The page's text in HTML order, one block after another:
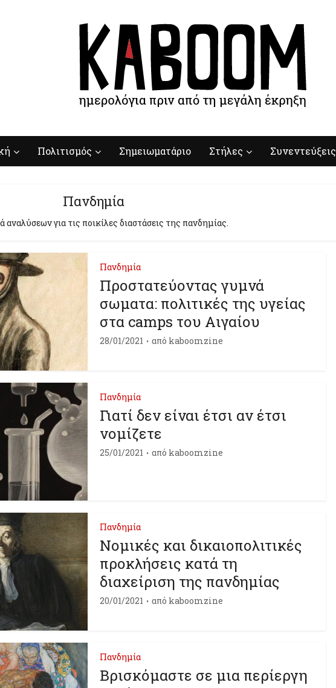
Πολιτισμός Σημειωματάριο Στήλες Συνεντεύξεις
Πανδημία
αναλύσεων για τις ποικίλες διαστάσεις της πανδημίας.
Πανδημία
Προστατεύοντας γυμνά
σωματα: πολιτικές της υγείας
στα camps του Αιγαίου
28/01/2021 από kaboomzine
Πανδημία
Γιατί δεν είναι έτσι αν έτσι
νομίζετε
25/01/2021 από kaboomzine
Πανδημία
Νομικές και δικαιοπολιτικές
προκλήσεις κατά τη
διαχείριση της πανδημίας
20/01/2021 από kaboomzine
Πανδημία
Βρισκόμαστε σε μια περίεργη